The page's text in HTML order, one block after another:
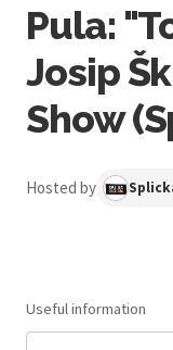
Pula:
Josip
Show
Hosted by
Useful information